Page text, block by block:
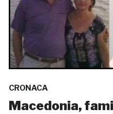
CRONACA
Macedonia,